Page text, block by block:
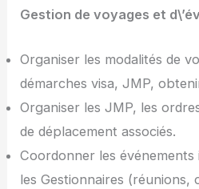
Gestion de voyages et
Organiser les modalités de
démarches visa, JMP,
Organiser les JMP, les
de déplacement associés.
Coordonner les
les Gestionnaires (réunions,